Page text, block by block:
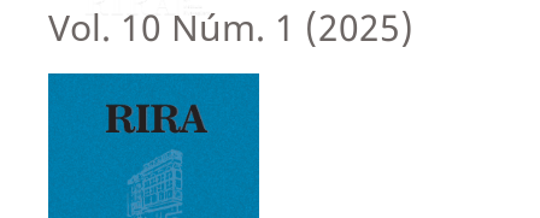
Vol. 10 Núm. 1 (2025)